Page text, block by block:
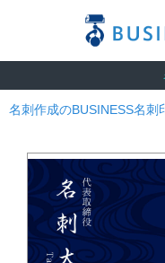
名刺作成のBUSINESS名刺